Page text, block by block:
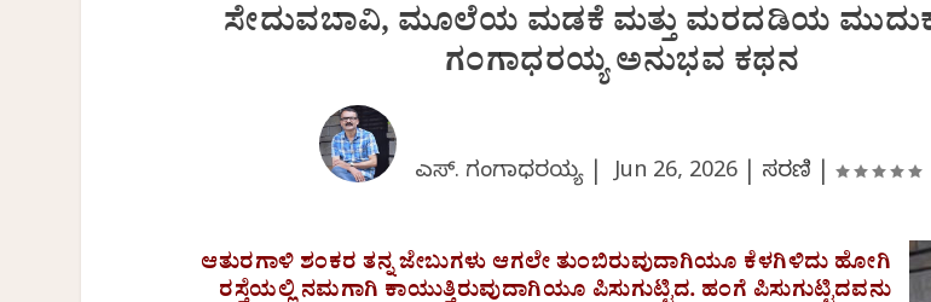
ಸೇದುವಬಾವಿ, ಮೂಲೆಯ ಮಡಕೆ ಮತ್ತು ಮರದಡಿಯ
ಗಂಗಾಧರಯ್ಯ ಅನುಭವ ಕಥನ
ಎಸ್. ಗಂಗಾಧರಯ್ಯ |Jun 26, 2026| ಸರಣಿ
ಆತುರಗಾಳಿ ಶಂಕರ ತನ್ನ ಜೇಬುಗಳು ಆಗಲೇ ತುಂಬಿರುವುದಾಗಿಯೂ ಕೆಳಗಿಳಿದು ಹೋಗಿ
ರಸ್ತೆಯಲ್ಲಿ ನಮಗಾಗಿ ಕಾಯುತ್ತಿರುವುದಾಗಿಯೂ ಪಿಸುಗುಟ್ಟಿದ. ಹಂಗೆ ಪಿಸುಗುಟ್ಟಿದವನು